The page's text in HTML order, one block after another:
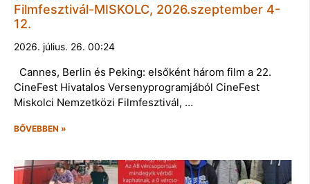
Filmfesztivál-MISKOLC, 2026.szeptember 4-
12.
2026. július. 26. 00:24
Cannes, Berlin és Peking: elsőként három film a 22.
CineFest Hivatalos Versenyprogramjából CineFest
Miskolci Nemzetközi Filmfesztivál, …
BŐVEBBEN »